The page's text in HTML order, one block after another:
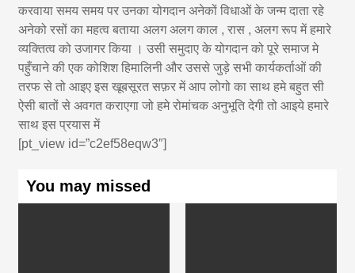
करवाया समय समय पर उनका योगदान अनेकों विधाओं के जन्म दाता रहे
अनेको रसों का महत्व बताया अलग अलग काल , रास , अलग रूप में हमारे
व्यक्तित्व को उजागर किया । उसी समुदाए के योगदान को पूरे समाज मे
पहुँचाने की एक कोशिश हिमालिनी और उससे जुड़े सभी कार्यकर्ताओं की
तरफ से तो आइए इस खूबसूरत सफ़र में आप लोगो का साथ हमे बहुत सी
ऐसी बातों से अवगत कराएगा जो हमे रोमांचक अनुभूति देगी तो आइये हमारे
साथ इस प्रयास में
[pt_view id=”c2ef58eqw3″]
You may missed